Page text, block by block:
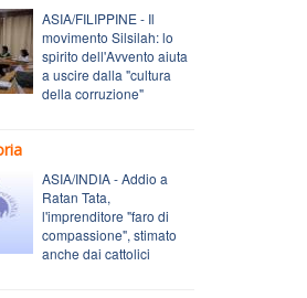
ASIA/FILIPPINE - Il
movimento Silsilah: lo
spirito dell'Avvento aiuta
a uscire dalla "cultura
della corruzione"
ASIA/INDIA - Addio a
Ratan Tata,
l'imprenditore "faro di
compassione", stimato
anche dai cattolici